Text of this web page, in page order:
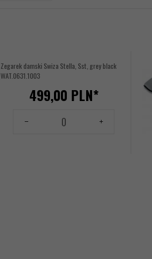
Zegarek damski Swiza Stella, Sst, grey black
WAT.0631.1003
499,00 PLN*